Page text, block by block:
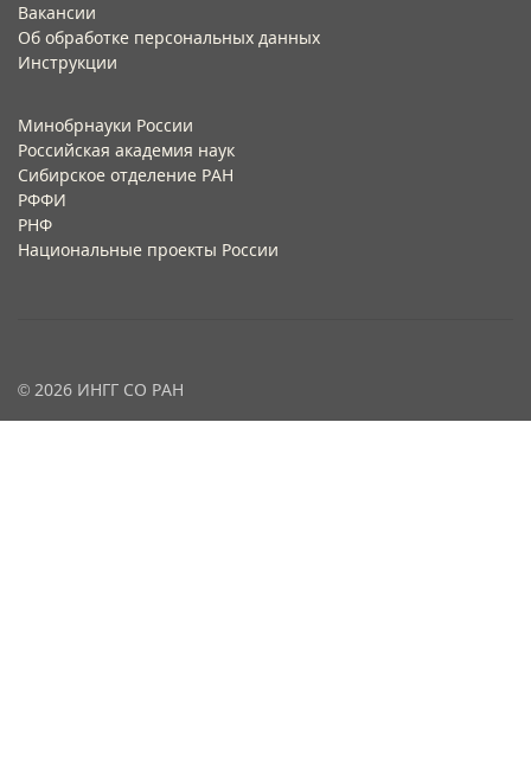
Вакансии​
Об обработке персональных данных​
Инструкции​
Минобрнауки России
Российская академия наук
Сибирское отделение РАН
РФФИ
РНФ
Национальные проекты России
© 2026 ИНГГ СО РАН